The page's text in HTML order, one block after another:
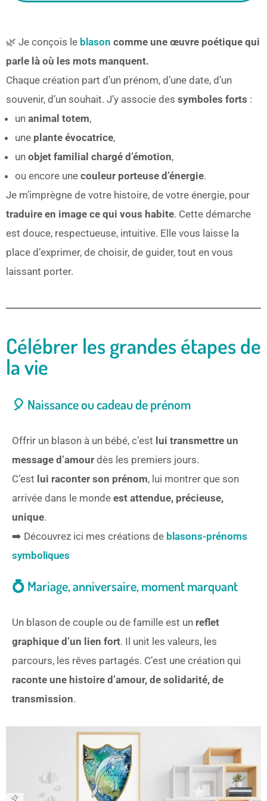
🌿 Je conçois le blason comme une œuvre poétique qui
parle là où les mots manquent.
Chaque création part d’un prénom, d’une date, d’un
souvenir, d’un souhait. J’y associe des symboles forts :
un animal totem,
une plante évocatrice,
un objet familial chargé d’émotion,
ou encore une couleur porteuse d’énergie.
Je m’imprègne de votre histoire, de votre énergie, pour
traduire en image ce qui vous habite. Cette démarche
est douce, respectueuse, intuitive. Elle vous laisse la
place d’exprimer, de choisir, de guider, tout en vous
laissant porter.
Célébrer les grandes étapes de
la vie
🎈 Naissance ou cadeau de prénom
Offrir un blason à un bébé, c’est lui transmettre un
message d’amour dès les premiers jours.
C’est lui raconter son prénom, lui montrer que son
arrivée dans le monde est attendue, précieuse,
unique.
➡️ Découvrez ici mes créations de blasons-prénoms
symboliques
💍 Mariage, anniversaire, moment marquant
Un blason de couple ou de famille est un reflet
graphique d’un lien fort. Il unit les valeurs, les
parcours, les rêves partagés. C’est une création qui
raconte une histoire d’amour, de solidarité, de
transmission.